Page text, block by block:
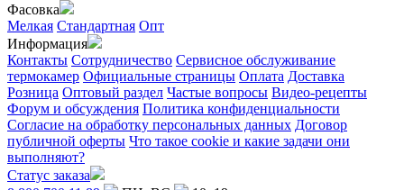
Фасовка
Мелкая Стандартная Опт
Информация
Контакты Сотрудничество Сервисное обслуживание
термокамер Официальные страницы Оплата Доставка
Розница Оптовый раздел Частые вопросы Видео-рецепты
Форум и обсуждения Политика конфиденциальности
Согласие на обработку персональных данных Договор
публичной оферты Что такое cookie и какие задачи они
выполняют?
Статус заказа